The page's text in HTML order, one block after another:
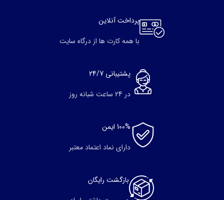
پرداخت آنلاین
با همه کارت ها از درگاه سایت
پشتیبانی 24/7
در 24 ساعت شبانه روز
100% ایمن
دارای نماد اعتماد معتبر
بازگشت رایگان